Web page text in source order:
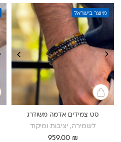
מיוצר בישראל
סט צמידים אדמה משודרג
לשמירה, יציבות ומיקוד
959.00 ₪